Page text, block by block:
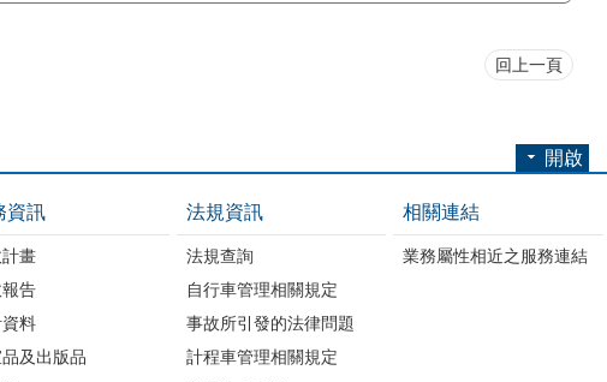
回上一頁
開啟
資訊
畫
告
料
及出版品
法規資訊
法規查詢
自行車管理相關規定
事故所引發的法律問題
計程車管理相關規定
相關連結
業務屬性相近之服務連結